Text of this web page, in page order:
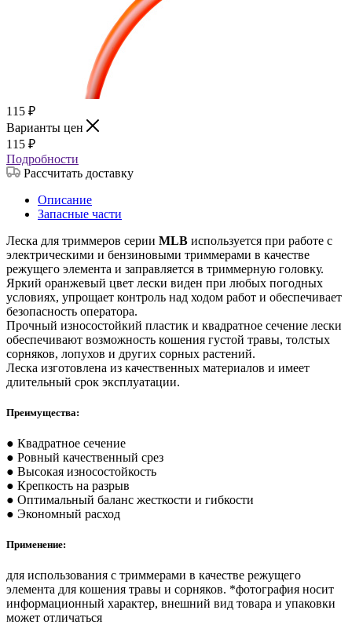
115 ₽
Варианты цен
115 ₽
Подробности
Рассчитать доставку
Описание
Запасные части
Леска для триммеров серии MLB используется при работе с
электрическими и бензиновыми триммерами в качестве
режущего элемента и заправляется в триммерную головку.
Яркий оранжевый цвет лески виден при любых погодных
условиях, упрощает контроль над ходом работ и обеспечивает
безопасность оператора.
Прочный износостойкий пластик и квадратное сечение лески
обеспечивают возможность кошения густой травы, толстых
сорняков, лопухов и других сорных растений.
Леска изготовлена из качественных материалов и имеет
длительный срок эксплуатации.
Преимущества:
● Квадратное сечение
● Ровный качественный срез
● Высокая износостойкость
● Крепкость на разрыв
● Оптимальный баланс жесткости и гибкости
● Экономный расход
Применение:
для использования с триммерами в качестве режущего
элемента для кошения травы и сорняков. *фотография носит
информационный характер, внешний вид товара и упаковки
может отличаться